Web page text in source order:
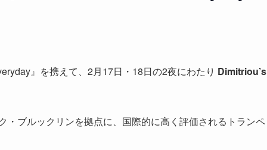
』を携えて、2月17日・18日の2夜にわたり Dimitriou’s
・ブルックリンを拠点に、国際的に高く評価されるトランペ